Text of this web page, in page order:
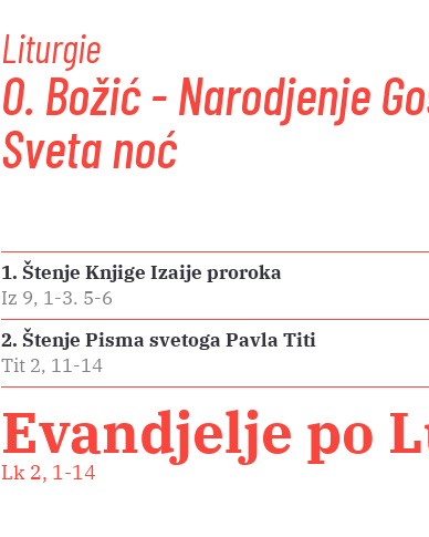
Liturgie
0. Božić - Narodjenje
Sveta noć
1. Štenje Knjige Izaije proroka
Iz 9, 1-3. 5-6
2. Štenje Pisma svetoga Pavla Titi
Tit 2, 11-14
Evandjelje po
Lk 2, 1-14